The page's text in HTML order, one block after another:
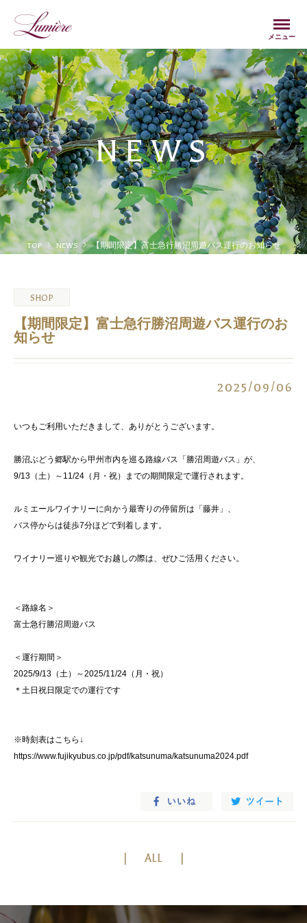
メニュー
NEWS
TOP NEWS 【期間限定】富士急行勝沼周遊バス運行のお知らせ
SHOP
【期間限定】富士急行勝沼周遊バス運行のお
知らせ
2025/09/06
いつもご利用いただきまして、ありがとうございます。
勝沼ぶどう郷駅から甲州市内を巡る路線バス「勝沼周遊バス」が、
9/13（土）～11/24（月・祝）までの期間限定で運行されます。
ルミエールワイナリーに向かう最寄りの停留所は「藤井」、
バス停からは徒歩7分ほどで到着します。
ワイナリー巡りや観光でお越しの際は、ぜひご活用ください。
＜路線名＞
富士急行勝沼周遊バス
＜運行期間＞
2025/9/13（土）～2025/11/24（月・祝）
＊土日祝日限定での運行です
※時刻表はこちら↓
https://www.fujikyubus.co.jp/pdf/katsunuma/katsunuma2024.pdf
ALL